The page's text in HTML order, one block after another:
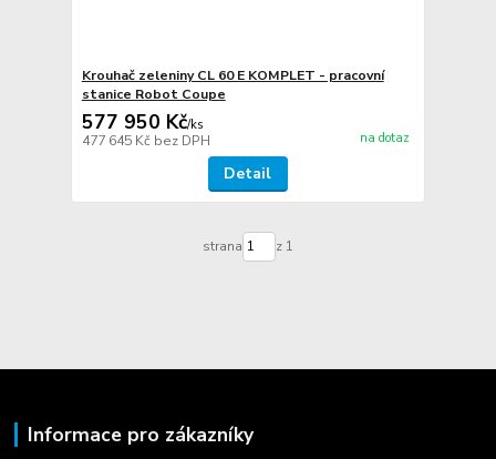
Krouhač zeleniny CL 60 E KOMPLET - pracovní
stanice Robot Coupe
577 950 Kč/ks
477 645 Kč bez DPH na dotaz
Detail
strana z 1
Informace pro zákazníky